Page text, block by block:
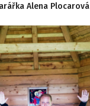
Alena Plocarová